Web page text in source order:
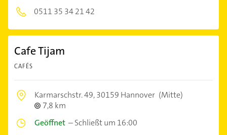
0511 35 34 21 42
Cafe Tijam
CAFÉS
Karmarschstr. 49,30159 Hannover (Mitte)
7,8 km
Geöffnet –Schließt um 16:00